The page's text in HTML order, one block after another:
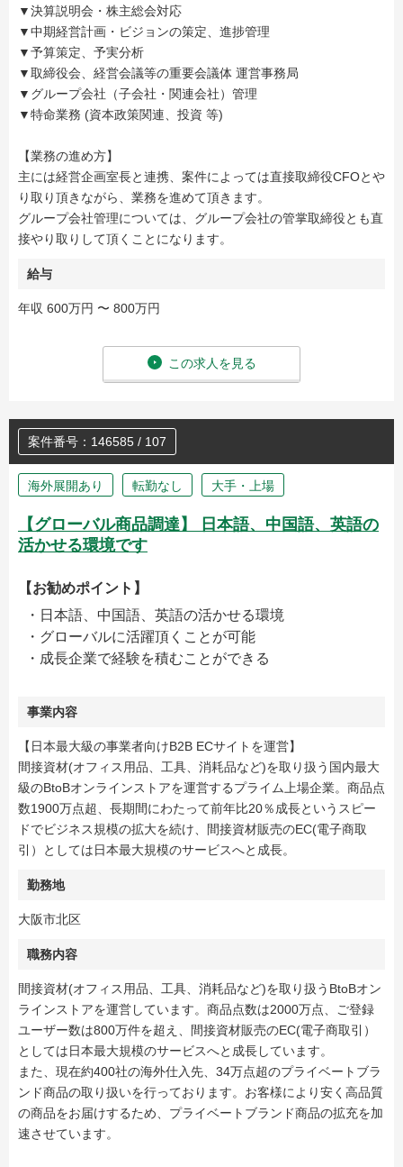
▼決算説明会・株主総会対応
▼中期経営計画・ビジョンの策定、進捗管理
▼予算策定、予実分析
▼取締役会、経営会議等の重要会議体 運営事務局
▼グループ会社（子会社・関連会社）管理
▼特命業務 (資本政策関連、投資 等)
【業務の進め方】
主には経営企画室長と連携、案件によっては直接取締役CFOとや
り取り頂きながら、業務を進めて頂きます。
グループ会社管理については、グループ会社の管掌取締役とも直
接やり取りして頂くことになります。
給与
年収 600万円 〜 800万円
この求人を見る
案件番号：146585 / 107
海外展開あり 転勤なし 大手・上場
【グローバル商品調達】 日本語、中国語、英語の
活かせる環境です
【お勧めポイント】
・日本語、中国語、英語の活かせる環境
・グローバルに活躍頂くことが可能
・成長企業で経験を積むことができる
事業内容
【日本最大級の事業者向けB2B ECサイトを運営】
間接資材(オフィス用品、工具、消耗品など)を取り扱う国内最大
級のBtoBオンラインストアを運営するプライム上場企業。商品点
数1900万点超、長期間にわたって前年比20％成長というスピー
ドでビジネス規模の拡大を続け、間接資材販売のEC(電子商取
引）としては日本最大規模のサービスへと成長。
勤務地
大阪市北区
職務内容
間接資材(オフィス用品、工具、消耗品など)を取り扱うBtoBオン
ラインストアを運営しています。商品点数は2000万点、ご登録
ユーザー数は800万件を超え、間接資材販売のEC(電子商取引）
としては日本最大規模のサービスへと成長しています。
また、現在約400社の海外仕入先、34万点超のプライベートブラ
ンド商品の取り扱いを行っております。お客様により安く高品質
の商品をお届けするため、プライベートブランド商品の拡充を加
速させています。